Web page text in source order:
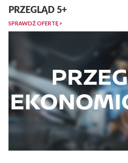
PRZEGLĄD 5+
SPRAWDŹ OFERTĘ >